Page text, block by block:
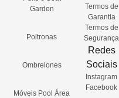
Garden
Poltronas
Ombrelones
Móveis Pool Área
Termos de
Garantia
Termos de
Segurança
Redes
Sociais
Instagram
Facebook